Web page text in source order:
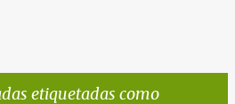
etiquetadas como